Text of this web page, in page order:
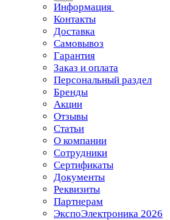
Информация
Контакты
Доставка
Самовывоз
Гарантия
Заказ и оплата
Персональный раздел
Бренды
Акции
Отзывы
Статьи
О компании
Сотрудники
Сертификаты
Документы
Реквизиты
Партнерам
ЭкспоЭлектроника 2026